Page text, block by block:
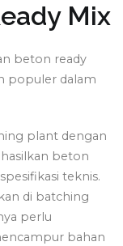
Mix
beton ready
populer dalam
plant dengan
beton
teknis.
di batching
perlu
bahan